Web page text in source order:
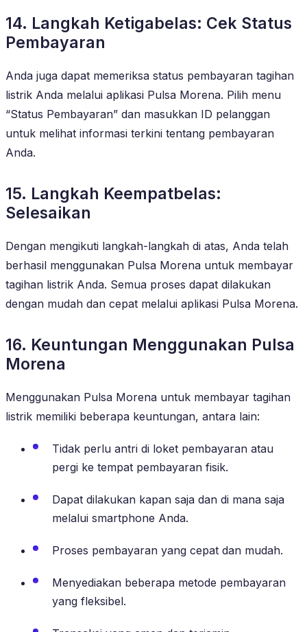
14. Langkah Ketigabelas: Cek Status
Pembayaran
Anda juga dapat memeriksa status pembayaran tagihan
listrik Anda melalui aplikasi Pulsa Morena. Pilih menu
“Status Pembayaran” dan masukkan ID pelanggan
untuk melihat informasi terkini tentang pembayaran
Anda.
15. Langkah Keempatbelas:
Selesaikan
Dengan mengikuti langkah-langkah di atas, Anda telah
berhasil menggunakan Pulsa Morena untuk membayar
tagihan listrik Anda. Semua proses dapat dilakukan
dengan mudah dan cepat melalui aplikasi Pulsa Morena.
16. Keuntungan Menggunakan Pulsa
Morena
Menggunakan Pulsa Morena untuk membayar tagihan
listrik memiliki beberapa keuntungan, antara lain:
Tidak perlu antri di loket pembayaran atau
pergi ke tempat pembayaran fisik.
Dapat dilakukan kapan saja dan di mana saja
melalui smartphone Anda.
Proses pembayaran yang cepat dan mudah.
Menyediakan beberapa metode pembayaran
yang fleksibel.